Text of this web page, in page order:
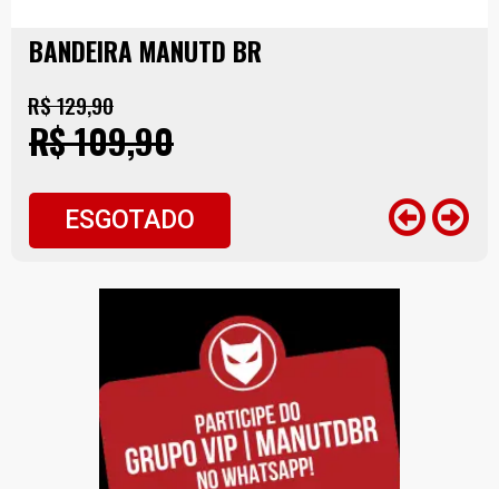
BANDEIRA MANUTD BR
R$ 129,90
R$ 109,90
ESGOTADO